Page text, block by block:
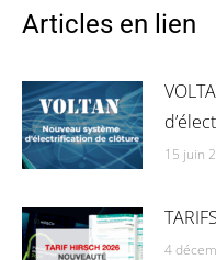
Articles en lien
15 juin
4